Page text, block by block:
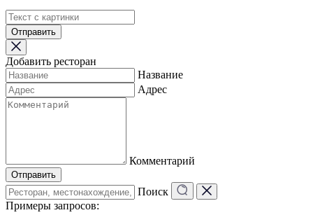
Отправить
Добавить ресторан
Название
Адрес
Комментарий
Отправить
Поиск
Примеры запросов: